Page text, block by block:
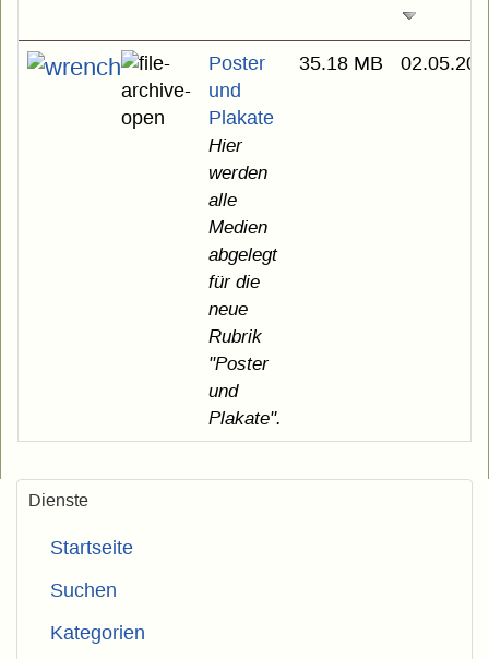
Poster
und
Plakate
Hier
werden
alle
Medien
abgelegt
für die
neue
Rubrik
"Poster
und
Plakate".
35.18 MB
Dienste
Startseite
Suchen
Kategorien